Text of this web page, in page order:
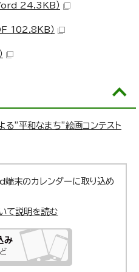
24.3KB）
102.8KB）
”平和なまち”絵画コンテスト
末のカレンダーに取り込め
て説明を読む